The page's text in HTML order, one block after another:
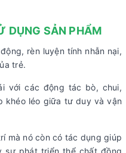
DỤNG SẢN PHẨM
rèn luyện tính nhẫn nại,
trẻ.
với các động tác bò, chui,
khéo léo giữa tư duy và vận
mà nó còn có tác dụng giúp